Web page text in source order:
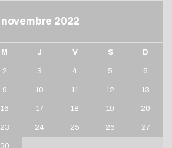
novembre 2022
M J V S D
2 3 4 5 6
9 10 11 12 13
16 17 18 19 20
23 24 25 26 27
30